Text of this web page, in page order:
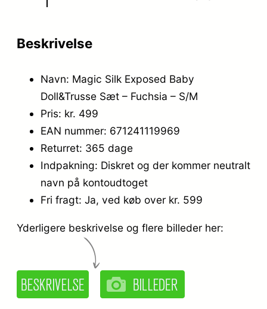
Beskrivelse
Navn: Magic Silk Exposed Baby
Doll&Trusse Sæt – Fuchsia – S/M
Pris: kr. 499
EAN nummer: 671241119969
Returret: 365 dage
Indpakning: Diskret og der kommer neutralt
navn på kontoudtoget
Fri fragt: Ja, ved køb over kr. 599
Yderligere beskrivelse og flere billeder her: